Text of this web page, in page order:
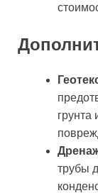
грунта
трубы